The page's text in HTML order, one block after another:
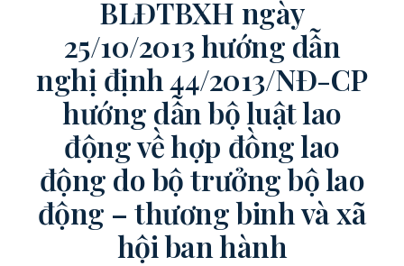
BLĐTBXH ngày
25/10/2013 hướng dẫn
nghị định 44/2013/NĐ-CP
hướng dẫn bộ luật lao
động về hợp đồng lao
động do bộ trưởng bộ lao
động – thương binh và xã
hội ban hành